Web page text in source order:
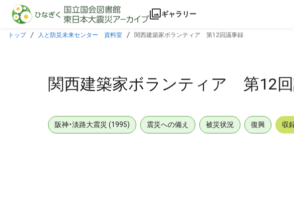
本文に飛ぶ
ギャラリー
トップ 人と防災未来センター 資料室 関西建築家ボランティア 第12回議事録
関西建築家ボランティア 第12
阪神・淡路大震災 (1995) 震災への備え 被災状況 復興 収